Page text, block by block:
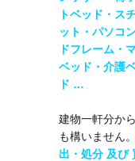
トベッド・ ス
ット・パソコ
ドフレーム・
ベッド・介護
ド …
建物一軒分か
も構いません。
出・処分 及び